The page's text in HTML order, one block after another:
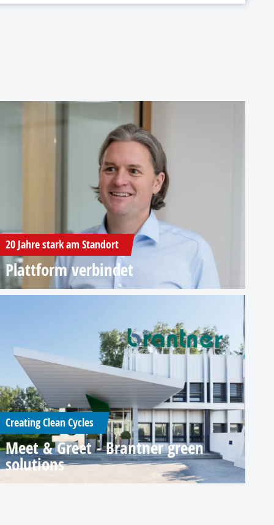
20 Jahre stark am Standort
Plattform verbindet
Creating Clean Cycles
Meet & Greet - Brantner green
solutions